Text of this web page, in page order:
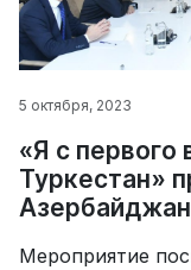
5 октября, 2023
«Я с первого
Туркестан»
Мероприятие